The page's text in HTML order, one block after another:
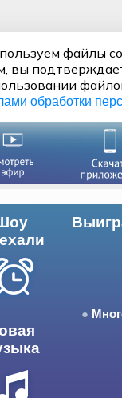
файлы
вы
обработки